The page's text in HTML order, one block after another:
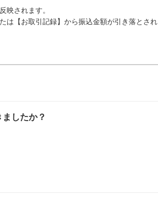
映されます。
は【お取引記録】から振込金額が引き落とされ
したか？